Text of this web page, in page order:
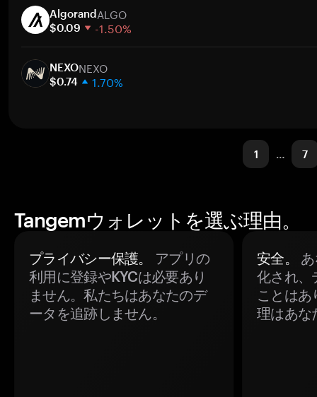
30日間
時価総額
AlgorandALGO
$0.09 -1.50%
30日間
時価総額
NEXONEXO
$0.74 1.70%
1 … 7
Tangemウォレットを選ぶ理由。
プライバシー保護。
アプリの
利用に登録やKYCは必要あり
ません。私たちはあなたのデ
ータを追跡しません。
安全。
化され、
ことはあ
理はあな